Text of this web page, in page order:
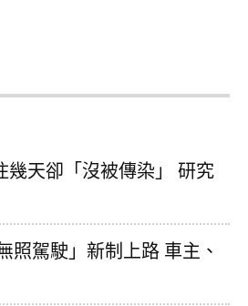
幾天卻「沒被傳染」 研究
照駕駛」新制上路 車主、